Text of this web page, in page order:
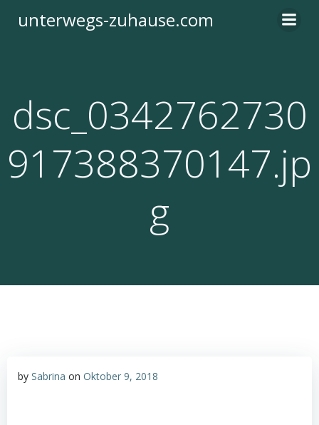
Inhalt
unterwegs-zuhause.com
dsc_0342762730
917388370147.jp
g
by Sabrina on Oktober 9, 2018